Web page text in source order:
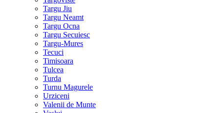
Targu Jiu
Targu Neamt
Targu Ocna
Targu Secuiesc
Targu-Mures
Tecuci
Timisoara
Tulcea
Turda
Turnu Magurele
Urziceni
Valenii de Munte